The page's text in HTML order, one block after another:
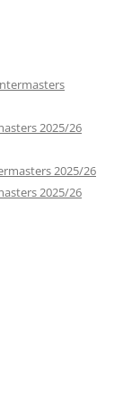
2025/26
2025/26
2025/26